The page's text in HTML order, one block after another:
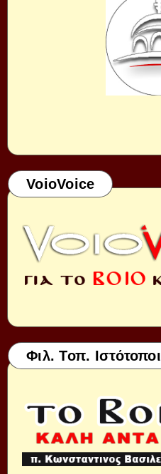
VoioVoice
Φιλ. Τοπ. Ιστότοποι